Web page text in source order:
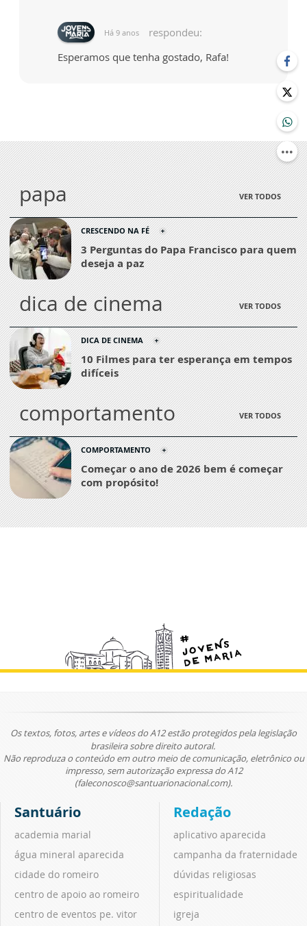
Há 9 anos
respondeu:
Esperamos que tenha gostado, Rafa!
papa VER TODOS
CRESCENDO NA FÉ
3 Perguntas do Papa Francisco para quem
deseja a paz
dica de cinema VER TODOS
DICA DE CINEMA
10 Filmes para ter esperança em tempos
difíceis
comportamento VER TODOS
COMPORTAMENTO
Começar o ano de 2026 bem é começar
com propósito!
Os textos, fotos, artes e vídeos do A12 estão protegidos pela legislação
brasileira sobre direito autoral.
Não reproduza o conteúdo em outro meio de comunicação, eletrônico ou
impresso, sem autorização expressa do A12
(faleconosco@santuarionacional.com).
Santuário
academia marial
água mineral aparecida
cidade do romeiro
centro de apoio ao romeiro
centro de eventos pe. vitor
Redação
aplicativo aparecida
campanha da fraternidade
dúvidas religiosas
espiritualidade
igreja